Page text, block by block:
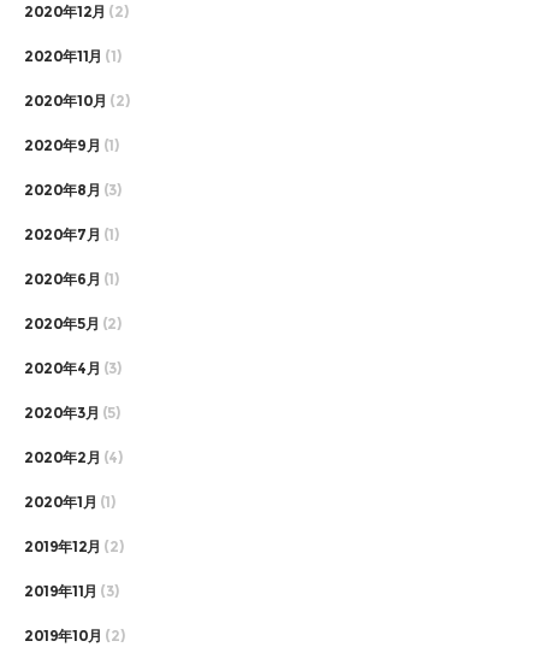
2020年12月 (2)
2020年11月 (1)
2020年10月 (2)
2020年9月 (1)
2020年8月 (3)
2020年7月 (1)
2020年6月 (1)
2020年5月 (2)
2020年4月 (3)
2020年3月 (5)
2020年2月 (4)
2020年1月 (1)
2019年12月 (2)
2019年11月 (3)
2019年10月 (2)